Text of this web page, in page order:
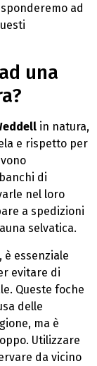
ad
una
in natura,
e rispetto per
di
nel loro
a spedizioni
selvatica.
è essenziale
evitare di
Queste foche
delle
ma è
Utilizzare
da vicino